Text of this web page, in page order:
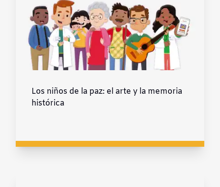
Los niños de la paz: el arte y la memoria
histórica